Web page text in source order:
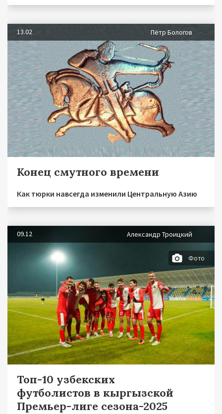
13.02 Пётр Бологов
Конец смутного времени
Как тюрки навсегда изменили Центральную Азию
09.12 Александр Троицкий
Фото
Топ-10 узбекских
футболистов в кыргызской
Премьер-лиге сезона-2025